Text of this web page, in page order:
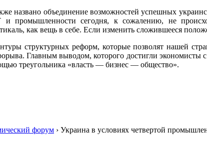
названо объединение возможностей успешных
и промышленности сегодня, к сожалению, не
как вещь в себе. Если изменить сложившееся
структурных реформ, которые позволят нашей
Главным выводом, которого достигли
треугольника «власть — бизнес — общество».
форум › Украина в условиях четвертой